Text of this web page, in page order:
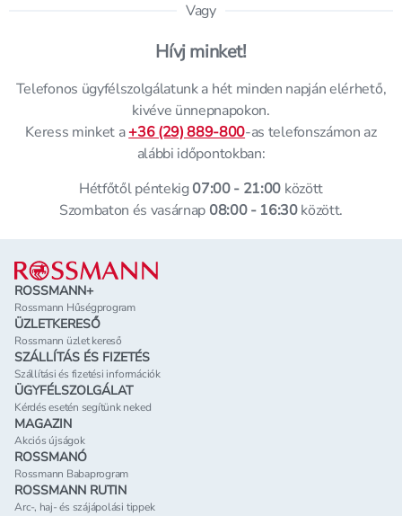
Vagy
Hívj minket!
Telefonos ügyfélszolgálatunk a hét minden napján elérhető,
kivéve ünnepnapokon.
Keress minket a+36 (29) 889-800-as telefonszámon az
alábbi időpontokban:
Hétfőtől péntekig07:00 - 21:00 között
Szombaton és vasárnap 08:00 - 16:30között.
Lábléc
ROSSMANN+
Rossmann Hűségprogram
ÜZLETKERESŐ
Rossmann üzlet kereső
SZÁLLÍTÁS ÉS FIZETÉS
Szállítási és fizetési információk
ÜGYFÉLSZOLGÁLAT
Kérdés esetén segítünk neked
MAGAZIN
Akciós újságok
ROSSMANÓ
Rossmann Babaprogram
ROSSMANN RUTIN
Arc-, haj- és szájápolási tippek